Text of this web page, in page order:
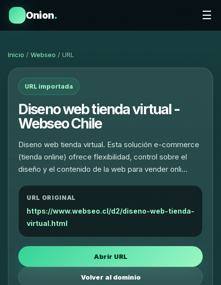
Onion. ☰
Inicio / Webseo / URL
URL importada
Diseno web tienda virtual -
Webseo Chile
Diseno web tienda virtual. Esta solución e-commerce
(tienda online) ofrece flexibilidad, control sobre el
diseño y el contenido de la web para vender onli…
URL ORIGINAL
https://www.webseo.cl/d2/diseno-web-tienda-
virtual.html
Abrir URL
Volver al dominio